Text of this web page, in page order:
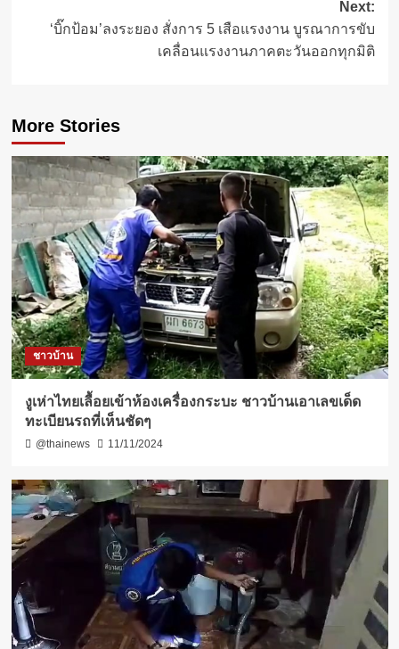
Next:
‘บิ๊กป้อม’ลงระยอง สั่งการ 5 เสือแรงงาน บูรณาการขับ
เคลื่อนแรงงานภาคตะวันออกทุกมิติ
More Stories
ชาวบ้าน
งูเห่าไทยเลื้อยเข้าห้องเครื่องกระบะ ชาวบ้านเอาเลขเด็ด
ทะเบียนรถที่เห็นชัดๆ
@thainews 11/11/2024